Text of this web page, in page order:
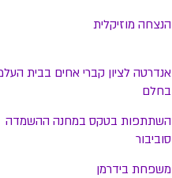
הנצחה מוזיקלית
אנדרטה לציון קברי אחים בבית
בחלם
השתתפות בטקס במחנה ההשמדה
סוביבור
משפחת בידרמן